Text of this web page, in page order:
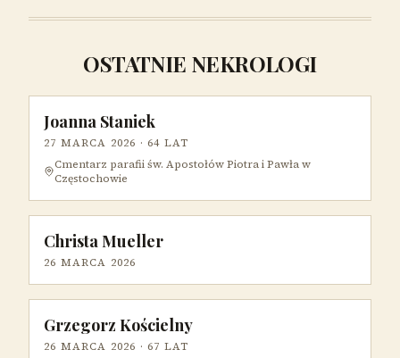
OSTATNIE NEKROLOGI
Joanna Staniek
27 MARCA 2026 · 64 LAT
Cmentarz parafii św. Apostołów Piotra i Pawła w
Częstochowie
Christa Mueller
26 MARCA 2026
Grzegorz Kościelny
26 MARCA 2026 · 67 LAT